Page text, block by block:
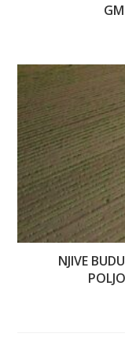
NJIVE